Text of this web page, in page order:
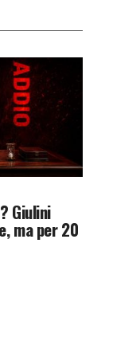
Giulini
ma per 20